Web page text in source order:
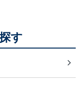
す